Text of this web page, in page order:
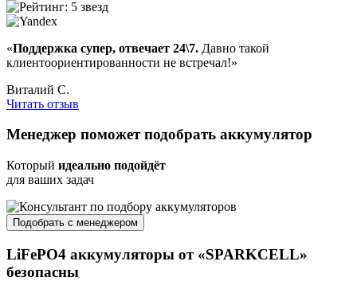
«Поддержка супер, отвечает 24\7. Давно такой
клиентоориентированности не встречал!»
Виталий С.
Читать отзыв
Менеджер поможет подобрать аккумулятор
Который идеально подойдёт
для ваших задач
Подобрать с менеджером
LiFePO4 аккумуляторы от «SPARKCELL»
безопасны